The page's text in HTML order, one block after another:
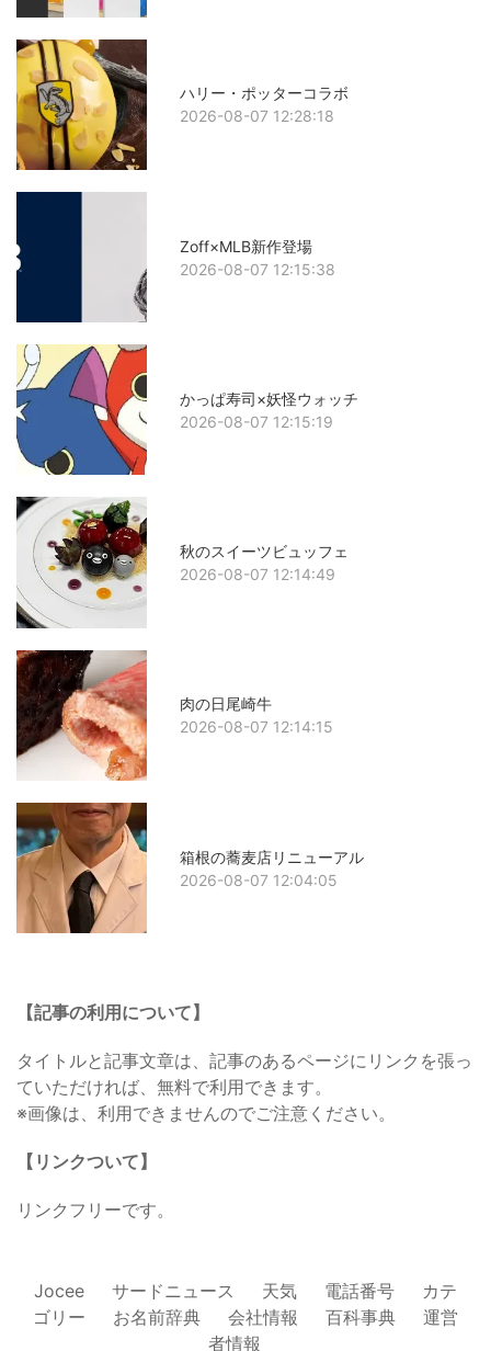
ハリー・ポッターコラボ
2026-08-07 12:28:18
Zoff×MLB新作登場
2026-08-07 12:15:38
かっぱ寿司×妖怪ウォッチ
2026-08-07 12:15:19
秋のスイーツビュッフェ
2026-08-07 12:14:49
肉の日尾崎牛
2026-08-07 12:14:15
箱根の蕎麦店リニューアル
2026-08-07 12:04:05
【記事の利用について】
タイトルと記事文章は、記事のあるページにリンクを張っ
ていただければ、無料で利用できます。
※画像は、利用できませんのでご注意ください。
【リンクついて】
リンクフリーです。
Jocee サードニュース 天気 電話番号
カテ
ゴリー
お名前辞典 会社情報 百科事典
運営
者情報